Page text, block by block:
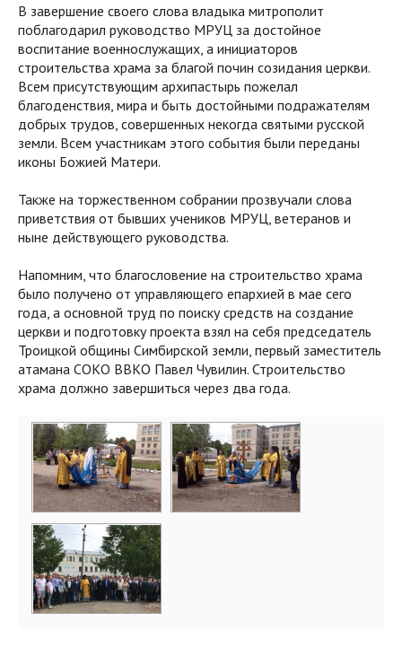
В завершение своего слова владыка митрополит
поблагодарил руководство МРУЦ за достойное
воспитание военнослужащих, а инициаторов
строительства храма за благой почин созидания церкви.
Всем присутствующим архипастырь пожелал
благоденствия, мира и быть достойными подражателям
добрых трудов, совершенных некогда святыми русской
земли. Всем участникам этого события были переданы
иконы Божией Матери.
Также на торжественном собрании прозвучали слова
приветствия от бывших учеников МРУЦ, ветеранов и
ныне действующего руководства.
Напомним, что благословение на строительство храма
было получено от управляющего епархией в мае сего
года, а основной труд по поиску средств на создание
церкви и подготовку проекта взял на себя председатель
Троицкой общины Симбирской земли, первый заместитель
атамана СОКО ВВКО Павел Чувилин. Строительство
храма должно завершиться через два года.